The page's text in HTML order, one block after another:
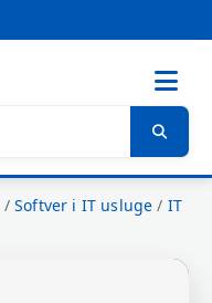
/Softver i IT usluge / IT